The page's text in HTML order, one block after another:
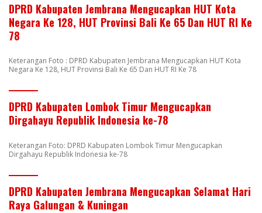
DPRD Kabupaten Jembrana Mengucapkan HUT Kota
Negara Ke 128, HUT Provinsi Bali Ke 65 Dan HUT RI Ke
78
Keterangan Foto : DPRD Kabupaten Jembrana Mengucapkan HUT Kota
Negara Ke 128, HUT Provinsi Bali Ke 65 Dan HUT RI Ke 78
DPRD Kabupaten Lombok Timur Mengucapkan
Dirgahayu Republik Indonesia ke-78
Keterangan Foto: DPRD Kabupaten Lombok Timur Mengucapkan
Dirgahayu Republik Indonesia ke-78
DPRD Kabupaten Jembrana Mengucapkan Selamat Hari
Raya Galungan & Kuningan